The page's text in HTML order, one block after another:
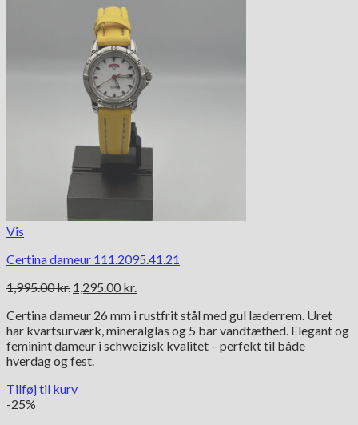
Vis
Certina dameur 111.2095.41.21
1,995.00kr. Den
pris
var:
1,995.00 kr..
1,295.00 kr.
pris
er:
1,295.00 kr..
Certina dameur 26 mm i rustfrit stål med gul læderrem. Uret
har kvartsurværk, mineralglas og 5 bar vandtæthed. Elegant og
feminint dameur i schweizisk kvalitet – perfekt til både
hverdag og fest.
Tilføj til kurv
-25%